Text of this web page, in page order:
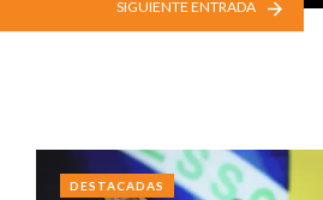
SIGUIENTE ENTRADA
DESTACADAS